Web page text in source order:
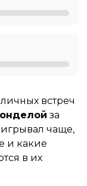
встреч
за
чаще,
и какие
в их